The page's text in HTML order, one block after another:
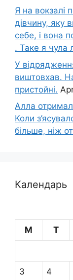
Я на вокзалі
дівчину, яку
себе, і вона
. Таке я чула
У
виштовхав.
пристойні.
Алла
Коли
більше, ніж
Календарь
M
T
3 4